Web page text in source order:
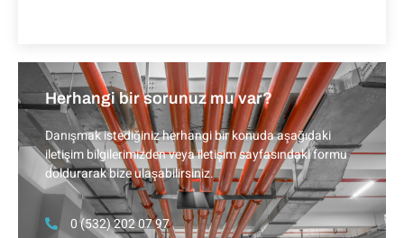
Herhangi bir sorunuz mu var?
Danışmak istediğiniz herhangi bir konuda aşağıdaki
iletişim bilgilerimizden veya iletişim sayfasındaki formu
doldurarak bize ulaşabilirsiniz.
0 (532) 202 07 97